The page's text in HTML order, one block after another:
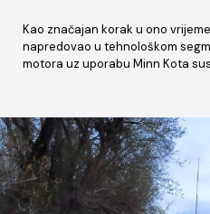
Kao značajan korak u ono
napredovao u tehnološkom
motora uz uporabu Minn Kota